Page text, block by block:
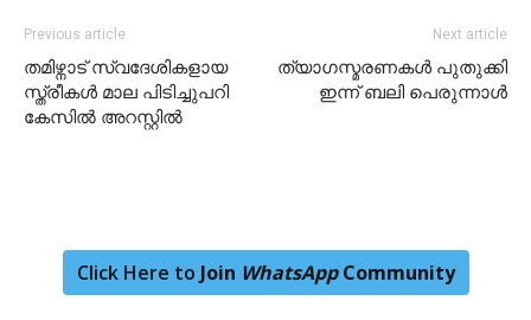
Previous article
തമിഴ്നാട് സ്വദേശികളായ
സ്ത്രീകൾ മാല പിടിച്ചുപറി
കേസിൽ അറസ്റ്റിൽ
Next article
ത്യാഗസ്മരണകൾ പുതുക്കി
ഇന്ന് ബലി പെരുന്നാൾ
Click Here to Join WhatsAppCommunity